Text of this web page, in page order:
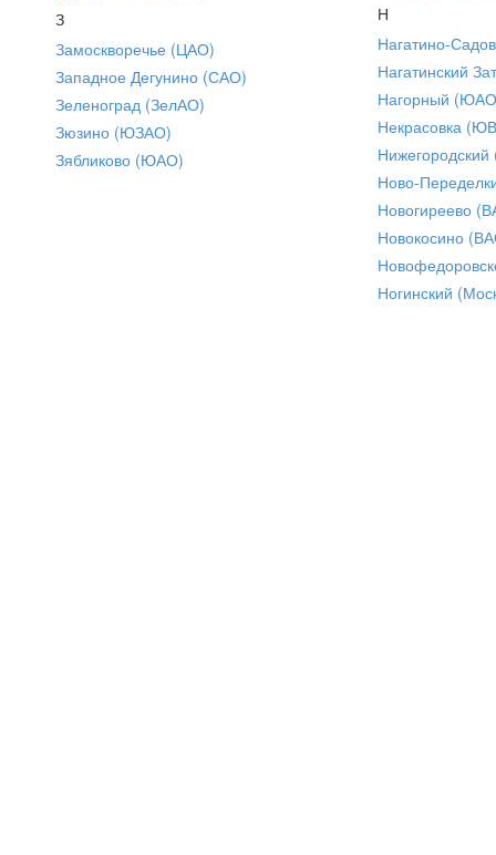
З
Замоскворечье (ЦАО)
Западное Дегунино (САО)
Зеленоград (ЗелАО)
Зюзино (ЮЗАО)
Зябликово (ЮАО)
Н
Нагатино-
Нагатинский
Нагорный
Некрасовка
Ново-
Новогиреево
Новокосино
Ногинский